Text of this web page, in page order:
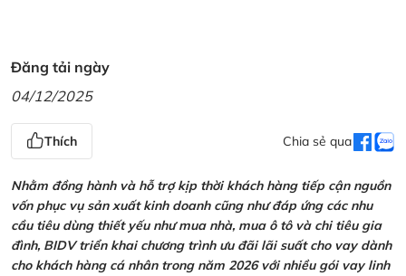
Đăng tải ngày
04/12/2025
Thích Chia sẻ qua
Nhằm đồng hành và hỗ trợ kịp thời khách hàng tiếp cận nguồn
vốn phục vụ sản xuất kinh doanh cũng như đáp ứng các nhu
cầu tiêu dùng thiết yếu như mua nhà, mua ô tô và chi tiêu gia
đình, BIDV triển khai chương trình ưu đãi lãi suất cho vay dành
cho khách hàng cá nhân trong năm 2026 với nhiều gói vay linh